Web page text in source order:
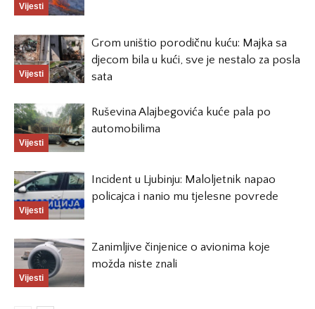
Vijesti
Vijesti
Grom uništio porodičnu kuću: Majka sa
djecom bila u kući, sve je nestalo za posla
sata
Vijesti
Ruševina Alajbegovića kuće pala po
automobilima
Vijesti
Incident u Ljubinju: Maloljetnik napao
policajca i nanio mu tjelesne povrede
Vijesti
Zanimljive činjenice o avionima koje
možda niste znali